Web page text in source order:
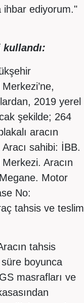
ihbar ediyorum."
kullandı:
2019 yerel
şekilde; 264
aracın
sahibi: İBB.
Aracın
Motor
No:
tahsis ve teslim
tahsis
boyunca
masrafları ve